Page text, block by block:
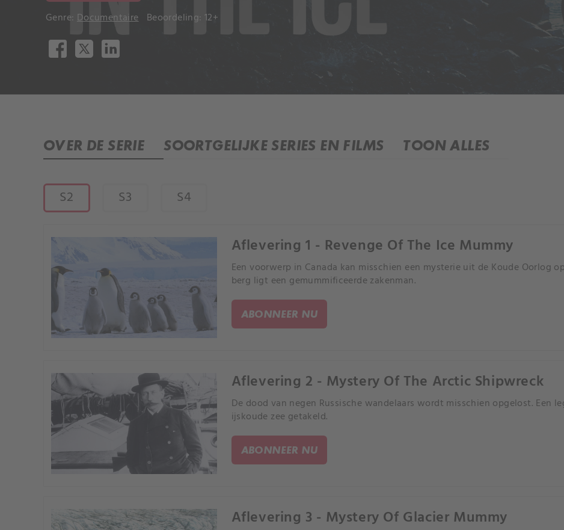
Genre: Documentaire Beoordeling: 12+
OVER DE SERIE SOORTGELIJKE SERIES EN FILMS TOON ALLES
S2 S3 S4
Aflevering 1 - Revenge Of The Ice Mummy
Een voorwerp in Canada kan misschien een mysterie uit de Koude Oorlog
berg ligt een gemummificeerde zakenman.
ABONNEER NU
Aflevering 2 - Mystery Of The Arctic Shipwreck
De dood van negen Russische wandelaars wordt misschien opgelost. Een
ijskoude zee getakeld.
ABONNEER NU
Aflevering 3 - Mystery Of Glacier Mummy